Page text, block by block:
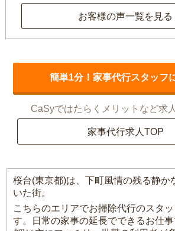
お客様の声一覧を見る
簡単1分！家事代行スタッフ
CaSyではたらくメリットなど求
家事代行求人TOP
桜台(東京都)は、下町風情の残る静か
いた街。
こちらのエリアでお掃除代行のスタ
す。日常の家事の延長でできるお仕